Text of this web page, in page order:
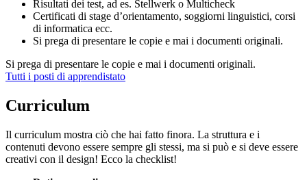
Risultati dei test, ad es. Stellwerk o Multicheck
Certificati di stage d’orientamento, soggiorni linguistici, corsi
di informatica ecc.
Si prega di presentare le copie e mai i documenti originali.
Si prega di presentare le copie e mai i documenti originali.
Tutti i posti di apprendistato
Curriculum
Il curriculum mostra ciò che hai fatto finora. La struttura e i
contenuti devono essere sempre gli stessi, ma si può e si deve essere
creativi con il design! Ecco la checklist!